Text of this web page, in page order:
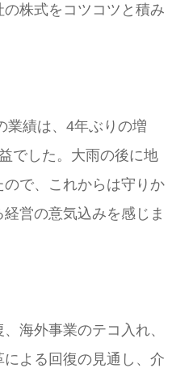
株式をコツコツと積み
業績は、4年ぶりの増
でした。大雨の後に地
で、これからは守りか
営の意気込みを感じま
海外事業のテコ入れ、
よる回復の見通し、介